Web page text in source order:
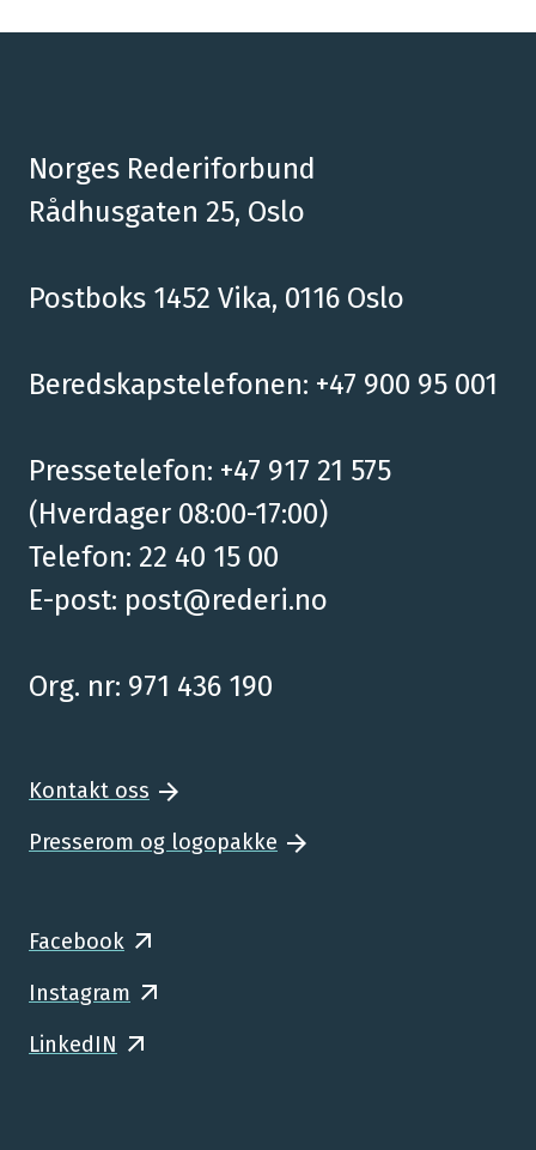
Norges Rederiforbund
Rådhusgaten 25, Oslo
Postboks 1452 Vika, 0116 Oslo
Beredskapstelefonen: +47 900 95 001
Pressetelefon: +47 917 21 575
(Hverdager 08:00-17:00)
Telefon: 22 40 15 00
E-post: post@rederi.no
Org. nr: 971 436 190
Kontakt oss
Presserom og logopakke
Facebook
Instagram
LinkedIN